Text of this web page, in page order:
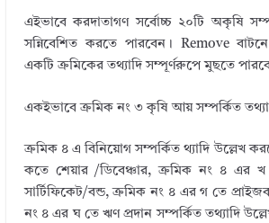
এইভাবে করদাতাগণ সর্বোচ্চ ২০টি অকৃষি
সন্নিবেশিত করতে পারবেন। Remove
একটি ক্রমিকের তথ্যাদি সম্পূর্ণরুপে মুছতে
একইভাবে ক্রমিক নং ৩ কৃষি আয় সম্পর্কিত
ক্রমিক ৪ এ বিনিয়োগ সম্পর্কিত থ্যাদি উল্লেখ
কতে শেয়ার /ডিবেঞ্চার, ক্রমিক নং ৪ এর খ
সার্টিফিকেট/বন্ড, ক্রমিক নং ৪ এর গ তে
নং ৪ এর ঘ তে ঋণ প্রদান সম্পর্কিত তথ্যাদি